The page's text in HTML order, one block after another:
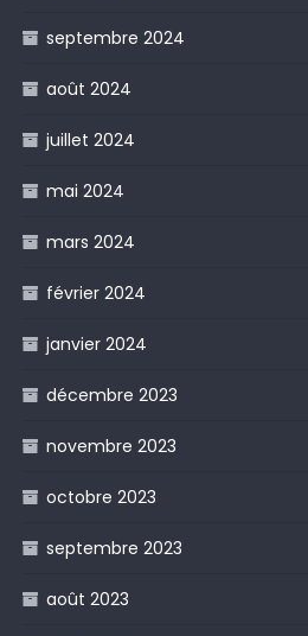
septembre 2024
août 2024
juillet 2024
mai 2024
mars 2024
février 2024
janvier 2024
décembre 2023
novembre 2023
octobre 2023
septembre 2023
août 2023